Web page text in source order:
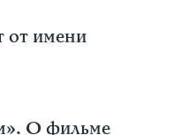
от имени
О фильме